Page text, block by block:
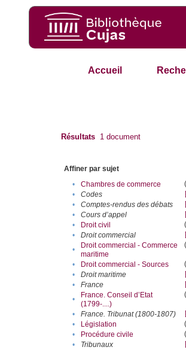
Accueil
Résultats 1 document
Affiner par sujet
•
Chambres de commerce
•
Codes
•
Comptes-rendus des débats
•
Cours d’appel
•
Droit civil
•
Droit commercial
•
Droit commercial - Commerce
maritime
• Droit commercial - Sources
•
Droit maritime
•
France
•
France. Conseil d’Etat
(1799-....)
• France. Tribunat (1800-1807)
•
Législation
•
Procédure civile
•
Tribunaux